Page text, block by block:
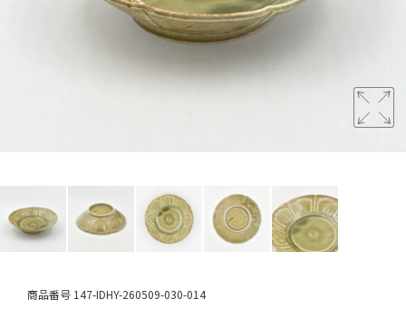
商品番号 147-IDHY-260509-030-014